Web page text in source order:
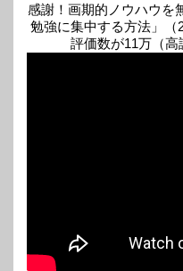
感謝！画期的ノウハウを
勉強に集中する方法」（
評価数が11万（高